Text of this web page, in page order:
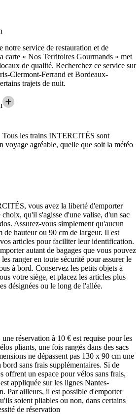
notre service de restauration et de
carte « Nos Territoires Gourmands » met
de qualité. Recherchez ce service sur
Clermont-Ferrand et Bordeaux-
trajets de nuit.
Tous les trains INTERCITÉS sont
voyage agréable, quelle que soit la météo
vous avez la liberté d'emporter
choix, qu'il s'agisse d'une valise, d'un sac
Assurez-vous simplement qu'aucun
de hauteur ou 90 cm de largeur. Il est
articles pour faciliter leur identification.
autant de bagages que vous pouvez
ranger en toute sécurité pour assurer le
à bord. Conservez les petits objets à
votre siège, et placez les articles plus
désignées ou le long de l'allée.
réservation à 10 € est requise pour les
pliants, une fois rangés dans des sacs
ne dépassent pas 130 x 90 cm une
sans frais supplémentaires. Si de
offrent un espace pour vélos sans frais,
appliquée sur les lignes Nantes-
Par ailleurs, il est possible d'emporter
soient pliables ou non, dans certains
de réservation